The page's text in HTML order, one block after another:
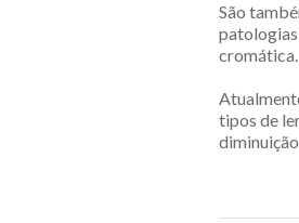
São
cromática.
tipos de